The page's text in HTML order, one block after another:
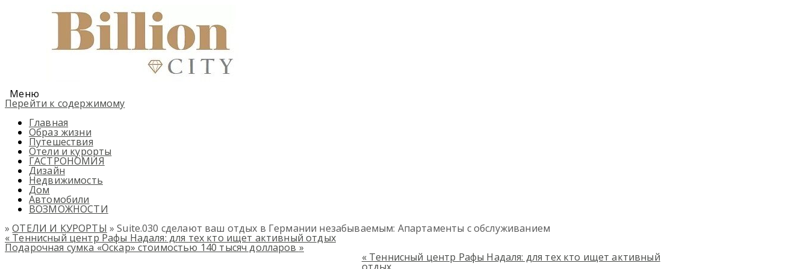
Меню
Перейти к содержимому
Главная
Образ жизни
Путешествия
Отели и курорты
ГАСТРОНОМИЯ
Дизайн
Недвижимость
Дом
Автомобили
ВОЗМОЖНОСТИ
»ОТЕЛИ И КУРОРТЫ » Suite.030 сделают ваш отдых в Германии незабываемым: Апартаменты с обслуживанием
« Теннисный центр Рафы Надаля: для тех кто ищет активный отдых
Подарочная сумка «Оскар» стоимостью 140 тысяч долларов »
«Теннисный центр Рафы Надаля: для тех кто ищет активный